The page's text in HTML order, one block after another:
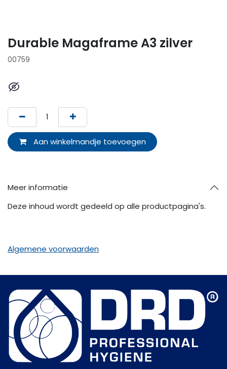
Durable Magaframe A3 zilver
00759
Aan winkelmandje toevoegen
Meer informatie
Deze inhoud wordt gedeeld op alle productpagina's.
Algemene voorwaarden